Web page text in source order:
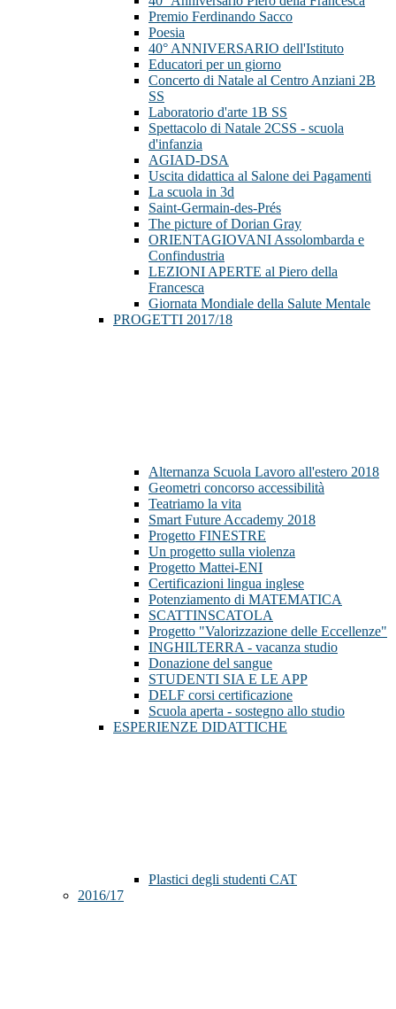
Premio Ferdinando Sacco
Poesia
40° ANNIVERSARIO dell'Istituto
Educatori per un giorno
Concerto di Natale al Centro Anziani 2B
SS
Laboratorio d'arte 1B SS
Spettacolo di Natale 2CSS - scuola
d'infanzia
AGIAD-DSA
Uscita didattica al Salone dei Pagamenti
La scuola in 3d
Saint-Germain-des-Prés
The picture of Dorian Gray
ORIENTAGIOVANI Assolombarda e
Confindustria
LEZIONI APERTE al Piero della
Francesca
Giornata Mondiale della Salute Mentale
PROGETTI 2017/18
Alternanza Scuola Lavoro all'estero 2018
Geometri concorso accessibilità
Teatriamo la vita
Smart Future Accademy 2018
Progetto FINESTRE
Un progetto sulla violenza
Progetto Mattei-ENI
Certificazioni lingua inglese
Potenziamento di MATEMATICA
SCATTINSCATOLA
Progetto "Valorizzazione delle Eccellenze"
INGHILTERRA - vacanza studio
Donazione del sangue
STUDENTI SIA E LE APP
DELF corsi certificazione
Scuola aperta - sostegno allo studio
ESPERIENZE DIDATTICHE
Plastici degli studenti CAT
2016/17